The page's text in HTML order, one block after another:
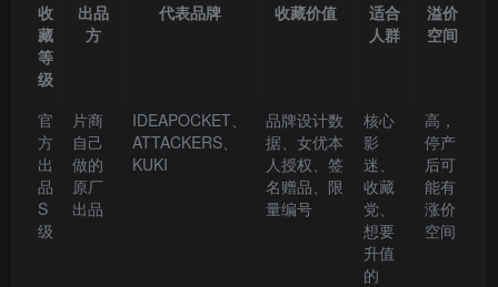
收
藏
等
级
出品
方
代表品牌 收藏价值
适合
人群
溢价
空间
官
方
出
品
S
级
片商
自己
做的
原厂
出品
IDEAPOCKET、
ATTACKERS、
KUKI
品牌设计数
据、女优本
人授权、签
名赠品、限
量编号
核心
影
迷、
收藏
党、
想要
升值
的
高，
停产
后可
能有
涨价
空间